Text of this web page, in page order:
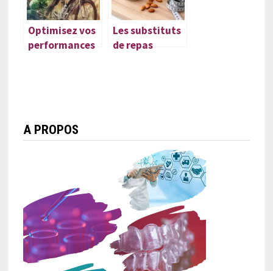
Vétérinaire
L’Union
optimale ?
Optimisez vos
performances
Les substituts
de repas
A PROPOS